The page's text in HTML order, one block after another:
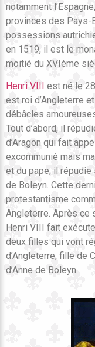
notamment
provinces des Pays-
possessions
en 1519, il est le
moitié du XVIème
Henri VIII
est né le
est roi d’Angleterre
débâcles
Tout d’abord, il
d’Aragon qui fait
excommunié mais
et du pape, il répudie
de Boleyn. Cette
protestantisme
Angleterre. Après ce
Henri VIII fait
deux filles qui vont
d’Angleterre, fille de
d’Anne de Boleyn.